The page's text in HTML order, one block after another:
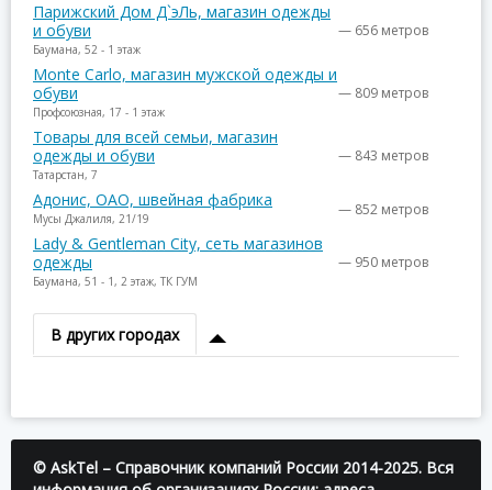
Парижский Дом Д`эЛь, магазин одежды
и обуви
Баумана, 52 - 1 этаж
— 656 метров
Monte Carlo, магазин мужской одежды и
обуви
Профсоюзная, 17 - 1 этаж
— 809 метров
Товары для всей семьи, магазин
одежды и обуви
Татарстан, 7
— 843 метров
Адонис, ОАО, швейная фабрика
Мусы Джалиля, 21/19 — 852 метров
Lady & Gentleman City, сеть магазинов
одежды
Баумана, 51 - 1, 2 этаж, ТК ГУМ
— 950 метров
В других городах
© AskTel – Справочник компаний России 2014-2025. Вся